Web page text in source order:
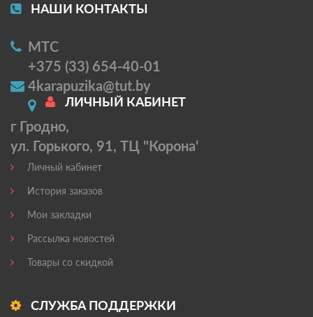
НАШИ КОНТАКТЫ
МТС
+375 (33) 654-40-01
4karapuzika@tut.by
г Гродно,
ул. Горького, 91, ТЦ "Корона'
ЛИЧНЫЙ КАБИНЕТ
Личный кабинет
История заказов
Мои закладки
Рассылка новостей
Товары со скидкой
СЛУЖБА ПОДДЕРЖКИ